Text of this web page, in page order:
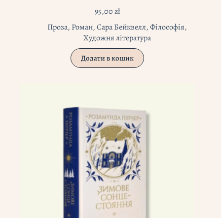
95,00zł
Проза, Роман,Сара Бейквелл,Філософія,
Художня література
Додати в кошик